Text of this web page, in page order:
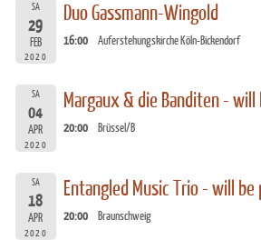
SA
29
FEB
2020
Duo Gassmann-Wingold
16:00 Auferstehungskirche Köln-Bickendorf
SA
04
APR
2020
Margaux & die Banditen -
20:00 Brüssel/B
SA
18
APR
2020
Entangled Music Trio - will
20:00 Braunschweig